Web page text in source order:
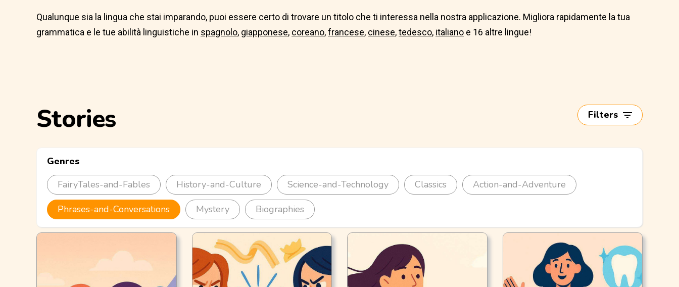
Qualunque sia la lingua che stai imparando, puoi essere certo di trovare un titolo che ti interessa nella nostra applicazione. Migliora rapidamente la tua
grammatica e le tue abilità linguistiche in spagnolo, giapponese, coreano,francese, cinese,tedesco, italiano e 16 altre lingue!
Stories Filters
Genres
FairyTales-and-Fables
History-and-Culture Science-and-Technology Classics Action-and-Adventure
Phrases-and-Conversations Mystery Biographies